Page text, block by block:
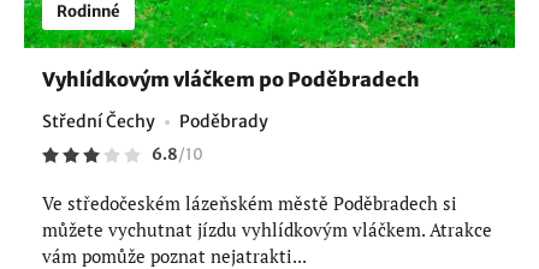
Rodinné
Vyhlídkovým vláčkem po Poděbradech
Střední Čechy Poděbrady
6.8/10
Ve středočeském lázeňském městě Poděbradech si
můžete vychutnat jízdu vyhlídkovým vláčkem. Atrakce
vám pomůže poznat nejatrakti...